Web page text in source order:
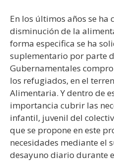
En los últimos años se ha
disminución de la
forma especifica se ha
suplementario por parte
Gubernamentales
los refugiados, en el
Alimentaria. Y dentro de
importancia cubrir las
infantil, juvenil del
que se propone en este
necesidades mediante el
desayuno diario durante